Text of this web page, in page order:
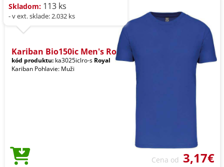
Skladom: 113 ks
- v ext. sklade: 2.032 ks
Kariban Bio150ic Men's Ro
kód produktu: ka3025iclro-s Royal
Kariban Pohlavie: Muži
Cena od 3,17€